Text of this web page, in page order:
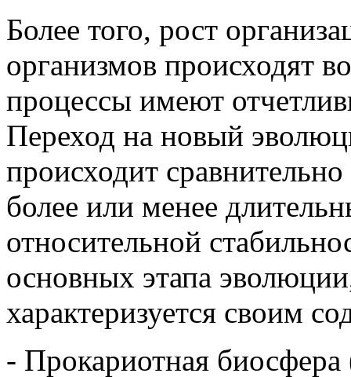
Более того, рост
организмов происходят
процессы имеют
Переход на новый
происходит
более или менее
относительной
основных этапа
характеризуется своим
- Прокариотная